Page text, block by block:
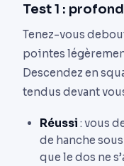
Test 1 :
Tenez-vous
pointes
Descendez en
tendus devant
Réussi : vous
de hanche
que le dos ne